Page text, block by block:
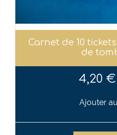
Carnet de 10
de
4,20
Ajouter